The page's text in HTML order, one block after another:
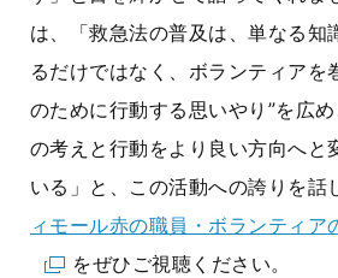
は、「救急法の普及は、単なる知
るだけではなく、ボランティアを
のために行動する思いやり”を広
の考えと行動をより良い方向へと
いる」と、この活動への誇りを話
ィモール赤の職員・ボランティア
をぜひご視聴ください。